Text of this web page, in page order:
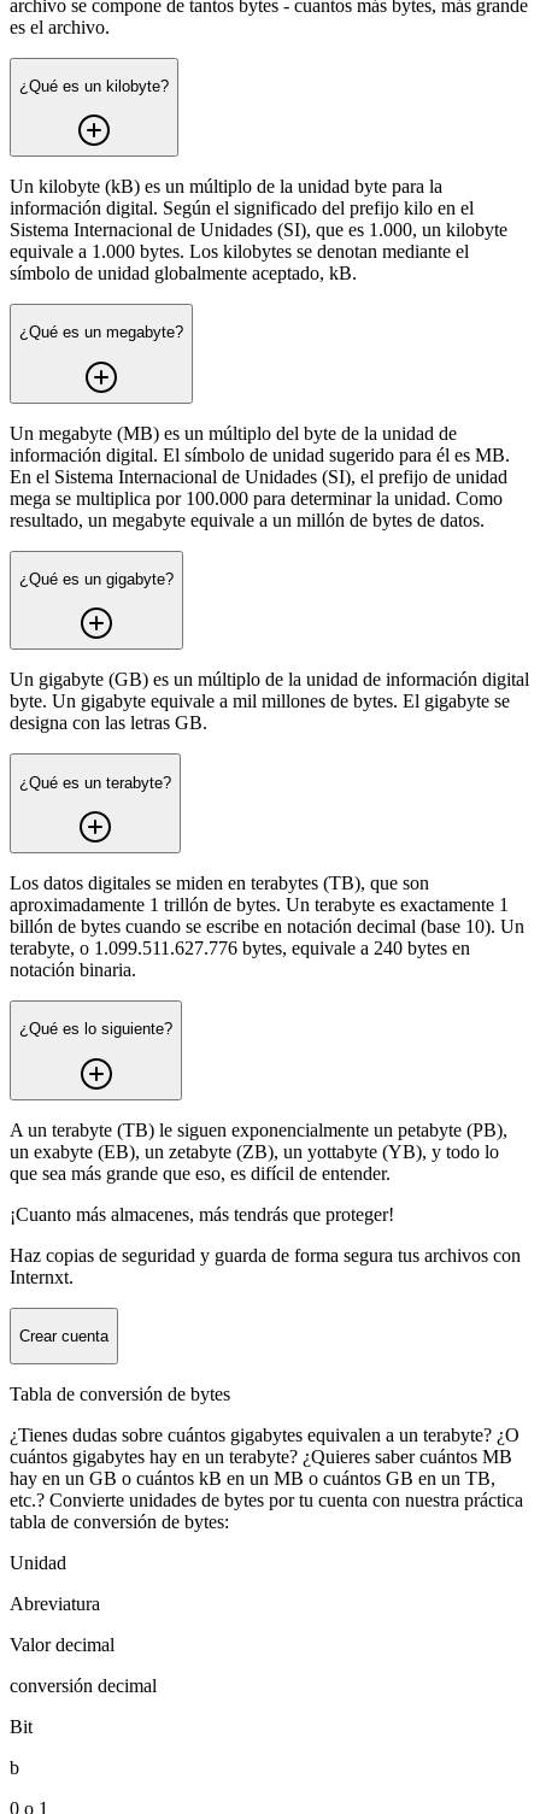
archivo se compone de tantos bytes - cuantos más bytes, más grande
es el archivo.
¿Qué es un kilobyte?
Un kilobyte (kB) es un múltiplo de la unidad byte para la
información digital. Según el significado del prefijo kilo en el
Sistema Internacional de Unidades (SI), que es 1.000, un kilobyte
equivale a 1.000 bytes. Los kilobytes se denotan mediante el
símbolo de unidad globalmente aceptado, kB.
¿Qué es un megabyte?
Un megabyte (MB) es un múltiplo del byte de la unidad de
información digital. El símbolo de unidad sugerido para él es MB.
En el Sistema Internacional de Unidades (SI), el prefijo de unidad
mega se multiplica por 100.000 para determinar la unidad. Como
resultado, un megabyte equivale a un millón de bytes de datos.
¿Qué es un gigabyte?
Un gigabyte (GB) es un múltiplo de la unidad de información digital
byte. Un gigabyte equivale a mil millones de bytes. El gigabyte se
designa con las letras GB.
¿Qué es un terabyte?
Los datos digitales se miden en terabytes (TB), que son
aproximadamente 1 trillón de bytes. Un terabyte es exactamente 1
billón de bytes cuando se escribe en notación decimal (base 10). Un
terabyte, o 1.099.511.627.776 bytes, equivale a 240 bytes en
notación binaria.
¿Qué es lo siguiente?
A un terabyte (TB) le siguen exponencialmente un petabyte (PB),
un exabyte (EB), un zetabyte (ZB), un yottabyte (YB), y todo lo
que sea más grande que eso, es difícil de entender.
¡Cuanto más almacenes, más tendrás que proteger!
Haz copias de seguridad y guarda de forma segura tus archivos con
Internxt.
Crear cuenta
Tabla de conversión de bytes
¿Tienes dudas sobre cuántos gigabytes equivalen a un terabyte? ¿O
cuántos gigabytes hay en un terabyte? ¿Quieres saber cuántos MB
hay en un GB o cuántos kB en un MB o cuántos GB en un TB,
etc.? Convierte unidades de bytes por tu cuenta con nuestra práctica
tabla de conversión de bytes:
Unidad
Abreviatura
Valor decimal
conversión decimal
Bit
b
0 o 1